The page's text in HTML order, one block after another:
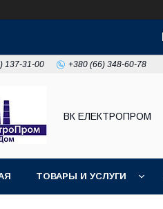
137-31-00 +380 (66) 348-60-78
ВК ЕЛЕКТРОПРОМ
ТОВАРЫ И УСЛУГИ